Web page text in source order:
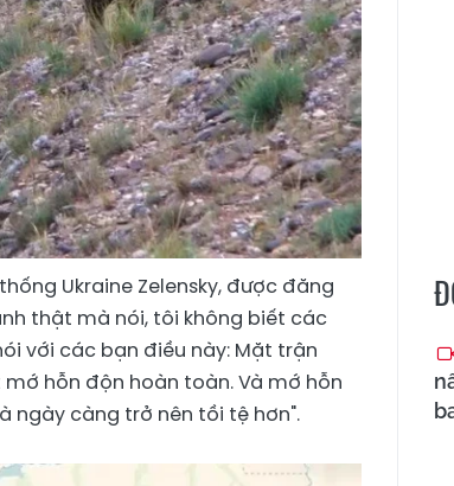
Ukraine Zelensky, được đăng
thật mà nói, tôi không biết các
với các bạn điều này: Mặt trận
hỗn độn hoàn toàn. Và mớ hỗn
ngày càng trở nên tồi tệ hơn".